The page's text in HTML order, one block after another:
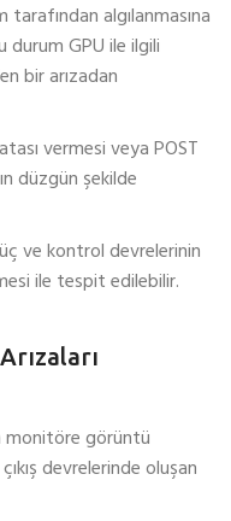
algılanmasına
GPU ile ilgili
bir arızadan
vermesi veya POST
düzgün şekilde
ve kontrol devrelerinin
ile tespit edilebilir.
monitöre görüntü
devrelerinde oluşan